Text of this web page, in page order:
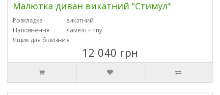
Малютка диван викатний "Стимул"
Розкладка
викатний
Наповнення
ламелі + ппу
Ящик для білизниє
12 040 грн